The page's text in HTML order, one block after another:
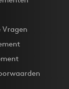
Vragen